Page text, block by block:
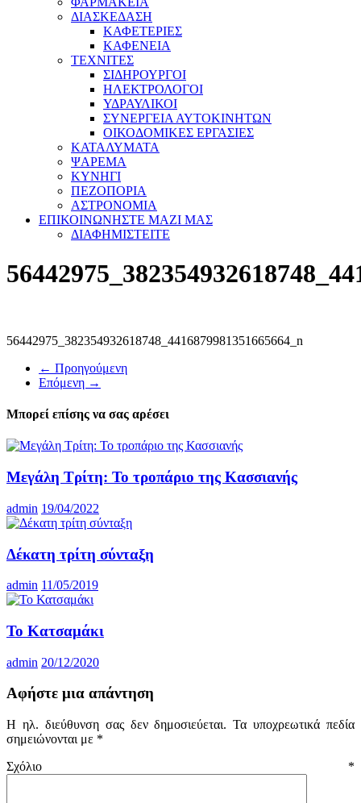
ΔΙΑΣΚΕΔΑΣΗ
ΚΑΦΕΤΕΡΙΕΣ
ΚΑΦΕΝΕΙΑ
ΤΕΧΝΙΤΕΣ
ΣΙΔΗΡΟΥΡΓΟΙ
ΗΛΕΚΤΡΟΛΟΓΟΙ
ΥΔΡΑΥΛΙΚΟΙ
ΣΥΝΕΡΓΕΙΑ ΑΥΤΟΚΙΝΗΤΩΝ
ΟΙΚΟΔΟΜΙΚΕΣ ΕΡΓΑΣΙΕΣ
ΚΑΤΑΛΥΜΑΤΑ
ΨΑΡΕΜΑ
ΚΥΝΗΓΙ
ΠΕΖΟΠΟΡΙΑ
ΑΣΤΡΟΝΟΜΙΑ
ΕΠΙΚΟΙΝΩΝΗΣΤΕ ΜΑΖΙ ΜΑΣ
ΔΙΑΦΗΜΙΣΤΕΙΤΕ
56442975_382354932618748_4416879981351665664_n
← Προηγούμενη
Επόμενη →
Μπορεί επίσης να σας αρέσει
Μεγάλη Τρίτη: Το τροπάριο της Κασσιανής
admin 19/04/2022
Δέκατη τρίτη σύνταξη
admin 11/05/2019
Το Κατσαμάκι
admin 20/12/2020
Αφήστε μια απάντηση
Η ηλ. διεύθυνση σας δεν δημοσιεύεται. Τα υποχρεωτικά πεδία
σημειώνονται με *
Σχόλιο *